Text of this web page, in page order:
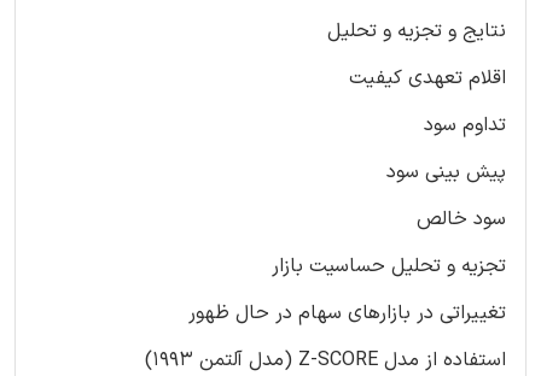
نتایج و تجزیه و تحلیل
اقلام تعهدی کیفیت
تداوم سود
پیش بینی سود
سود خالص
تجزیه و تحلیل حساسیت بازار
تغییراتی در بازارهای سهام در حال ظهور
استفاده از مدل Z-SCORE (مدل آلتمن ۱۹۹۳)